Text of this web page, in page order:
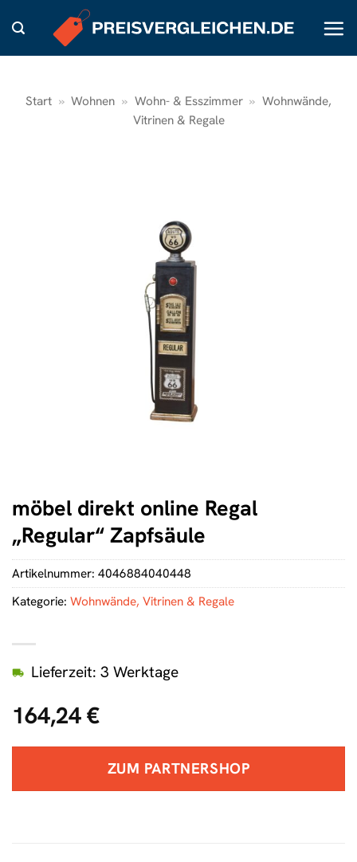
Inhalt
springen
Start » Wohnen » Wohn- & Esszimmer » Wohnwände,
Vitrinen & Regale
möbel direkt online Regal
„Regular“ Zapfsäule
164,24€
Lieferzeit: 3 Werktage
ZUM PARTNERSHOP
Artikelnummer: 4046884040448
Kategorie: Wohnwände, Vitrinen & Regale